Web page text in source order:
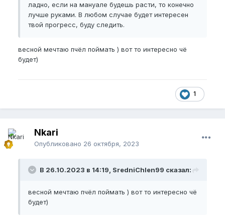
ладно, если на мануале будешь расти, то конечно
лучше руками. В любом случае будет интересен
твой прогресс, буду следить.
весной мечтаю пчёл поймать ) вот то интересно чё
будет)
1
Nkari
Опубликовано 26 октября, 2023
В 26.10.2023 в 14:19, SredniChlen99 сказал:
весной мечтаю пчёл поймать ) вот то интересно чё
будет)